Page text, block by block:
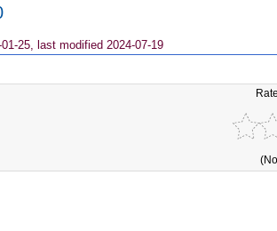
25, last modified 2024-07-19